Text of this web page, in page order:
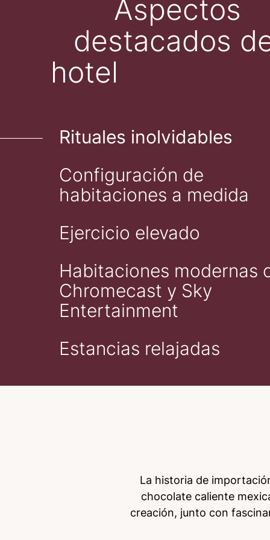
Aspectos
destacados
hotel
Rituales inolvidables
Configuración de
habitaciones a medida
Ejercicio elevado
Habitaciones modernas
Chromecast y Sky
Entertainment
Estancias relajadas
La historia de
chocolate caliente
creación, junto con